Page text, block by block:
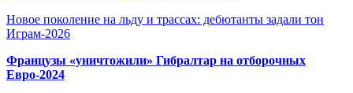
Новое поколение на льду и трассах: дебютанты задали тон
Играм-2026
Французы «уничтожили» Гибралтар на отборочных
Евро-2024